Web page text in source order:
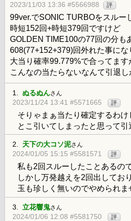
2023/11/03 13:36 #5566988 評
99ver.でSONIC TURBOをスルー
時短152回+時短379回ですけど
GOLDEN TIME100の77回の分も
608(77+152+379)回外れた事にな
大当り確率99.779%で合ってます
こんなの当たらないなんて引退
1. ぬるぬんさん
2023/11/24 13:41 #5571665 評
そりゃまぁ当たり確定するわ
とこ引いてしまったと思って引
2. 天下の大コソ泥さん
2024/01/05 15:15 #5581571 評
私も2回スルーしたことあるの
しかし万発越えを2回出してお
玉も珍しく無いのでやめられま
3. 立花響鬼さん
2024/01/06 12:08 #5581750 評